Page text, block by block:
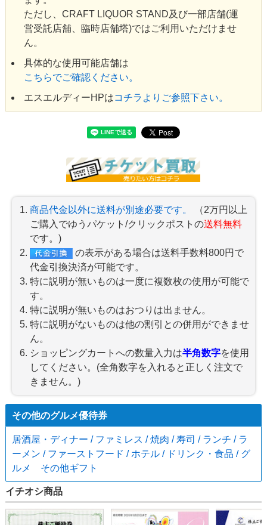
ただし、CRAFT LIQUOR STAND及び一部店舗(運
営受託店舗、臨時店舗塔)ではご利用いただけませ
ん。
具体的な使用可能店舗は
こちらでご確認ください。
エスエルディーHPはコチラよりご参照下さい。
商品代金以外に送料が別途必要です。
（2万円以上
ご購入でゆうパケット/クリックポストの送料無料
です。)
の表示がある場合は送料手数料800円で
代金引換決済が可能です。
特に説明が無いものは一度に複数枚の使用が可能で
す。
特に説明が無いものはおつりは出ません。
特に説明がないものは他の割引との併用ができませ
ん。
ショッピングカートへの数量入力は半角数字を使用
してください。(全角数字を入れると正しく注文で
きません。)
その他のグルメ優待券
居酒屋・ディナー / ファミレス / 焼肉 / 寿司 / ランチ / ラ
ーメン / ファーストフード / ホテル / ドリンク・食品 / グ
ルメ その他ギフト
イチオシ商品